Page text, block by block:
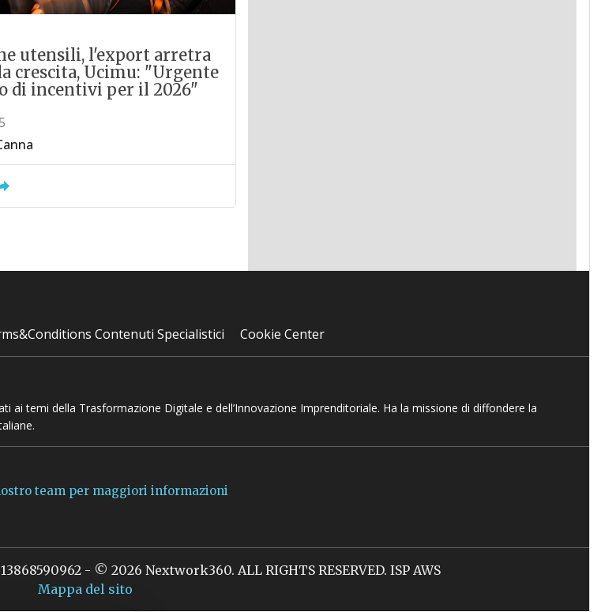
utensili, l'export arretra
crescita, Ucimu: "Urgente
di incentivi per il 2026"
Contenuti Specialistici Cookie Center
temi della Trasformazione Digitale e dell’Innovazione Imprenditoriale. Ha la missione di diffondere la
team per maggiori informazioni
- © 2026 Nextwork360. ALL RIGHTS RESERVED. ISP AWS
Mappa del sito